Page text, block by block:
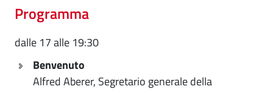
Programma
dalle 17 alle 19:30
Benvenuto
Alfred Aberer, Segretario generale della